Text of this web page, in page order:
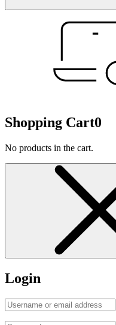
Shopping Cart0
No products in the cart.
Login